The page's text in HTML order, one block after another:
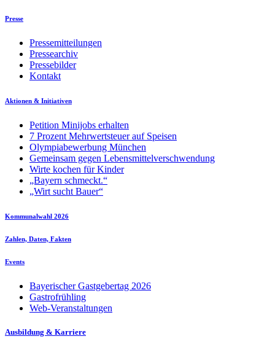
Presse
Pressemitteilungen
Pressearchiv
Pressebilder
Kontakt
Aktionen & Initiativen
Petition Minijobs erhalten
7 Prozent Mehrwertsteuer auf Speisen
Olympiabewerbung München
Gemeinsam gegen Lebensmittelverschwendung
Wirte kochen für Kinder
„Bayern schmeckt.“
„Wirt sucht Bauer“
Kommunalwahl 2026
Zahlen, Daten, Fakten
Events
Bayerischer Gastgebertag 2026
Gastrofrühling
Web-Veranstaltungen
Ausbildung & Karriere